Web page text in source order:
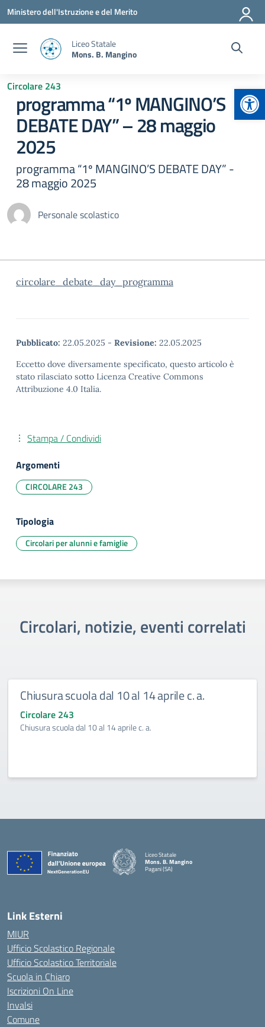
Vai ai contenuti
Vai al menu di navigazione
Vai al footer
Ministero dell'Istruzione e del Merito
Liceo Statale
Mons. B. Mangino
Circolare 243
programma “1º MANGINO’S
DEBATE DAY” – 28 maggio
2025
programma “1º MANGINO’S DEBATE DAY” -
28 maggio 2025
Personale scolastico
circolare_debate_day_programma
Pubblicato: 22.05.2025 - Revisione: 22.05.2025
Eccetto dove diversamente specificato, questo articolo è
stato rilasciato sotto Licenza Creative Commons
Attribuzione 4.0 Italia.
Stampa / Condividi
Argomenti
CIRCOLARE 243
Tipologia
Circolari per alunni e famiglie
Circolari, notizie, eventi correlati
Chiusura scuola dal 10 al 14 aprile c. a.
Circolare 243
Chiusura scuola dal 10 al 14 aprile c. a.
Liceo Statale
Mons. B. Mangino
Pagani (SA)
— Visita la pagina iniziale della scuola
Link Esterni
MIUR
Ufficio Scolastico Regionale
Ufficio Scolastico Territoriale
Scuola in Chiaro
Iscrizioni On Line
Invalsi
Comune